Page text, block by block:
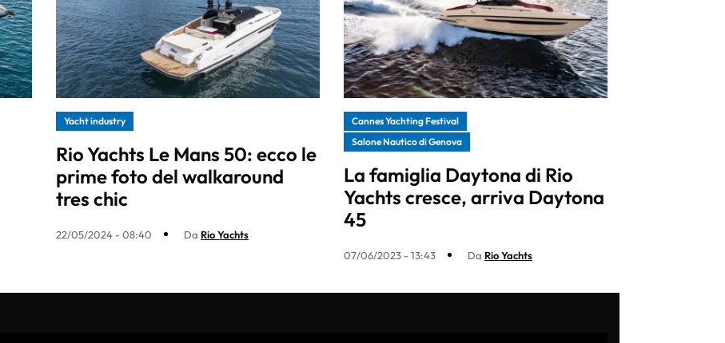
Yacht industry
Rio Yachts Le Mans 50: ecco le
prime foto del walkaround
tres chic
22/05/2024 - 08:40 Da Rio Yachts
Cannes Yachting Festival
Salone Nautico di Genova
La famiglia Daytona di Rio
Yachts cresce, arriva Daytona
45
07/06/2023 - 13:43 Da Rio Yachts